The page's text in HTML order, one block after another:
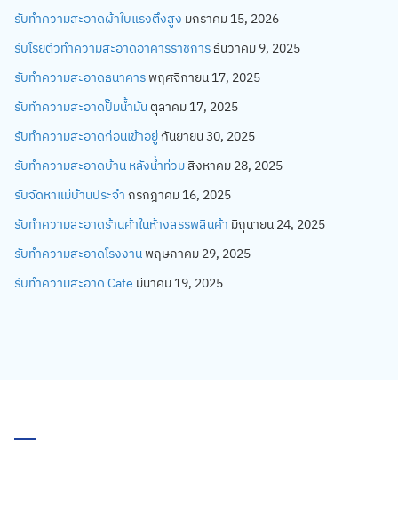
รับทำความสะอาดผ้าใบแรงตึงสูง มกราคม 15, 2026
รับโรยตัวทำความสะอาดอาคารราชการ ธันวาคม 9, 2025
รับทำความสะอาดธนาคาร พฤศจิกายน 17, 2025
รับทำความสะอาดปั๊มน้ำมันตุลาคม 17, 2025
รับทำความสะอาดก่อนเข้าอยู่กันยายน 30, 2025
รับทำความสะอาดบ้าน หลังน้ำท่วม สิงหาคม 28, 2025
รับจัดหาแม่บ้านประจำ กรกฎาคม 16, 2025
รับทำความสะอาดร้านค้าในห้างสรรพสินค้า มิถุนายน 24, 2025
รับทำความสะอาดโรงงาน พฤษภาคม 29, 2025
รับทำความสะอาด Cafe มีนาคม 19, 2025